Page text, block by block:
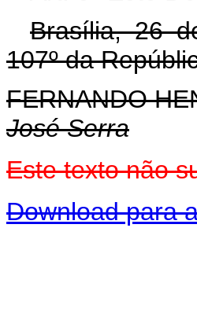
Brasília, 26
107º da
FERNANDO
José Serra
Este texto não
Download para